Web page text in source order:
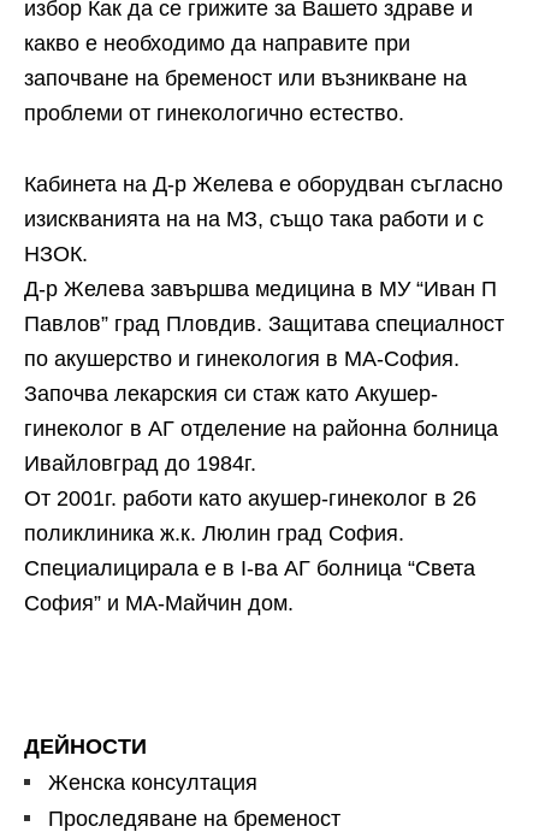
избор Как да се грижите за Вашето здраве и
какво е необходимо да направите при
започване на бременост или възникване на
проблеми от гинекологично естество.
Кабинета на Д-р Желева е оборудван съгласно
изискванията на на МЗ, също така работи и с
НЗОК.
Д-р Желева завършва медицина в МУ “Иван П
Павлов” град Пловдив. Защитава специалност
по акушерство и гинекология в МА-София.
Започва лекарския си стаж като Акушер-
гинеколог в АГ отделение на районна болница
Ивайловград до 1984г.
От 2001г. работи като акушер-гинеколог в 26
поликлиника ж.к. Люлин град София.
Специалицирала е в І-ва АГ болница “Света
София” и МА-Майчин дом.
ДЕЙНОСТИ
Женска консултация
Проследяване на бременост